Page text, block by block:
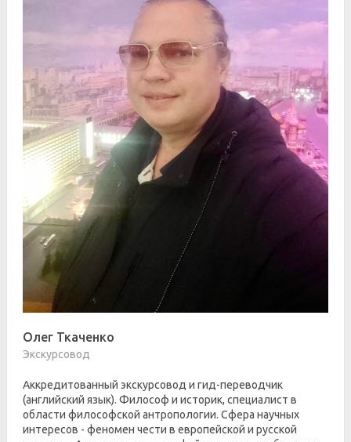
Олег Ткаченко
Экскурсовод
Аккредитованный экскурсовод и гид-переводчик
(английский язык). Философ и историк, специалист в
области философской антропологии. Сфера научных
интересов - феномен чести в европейской и русской